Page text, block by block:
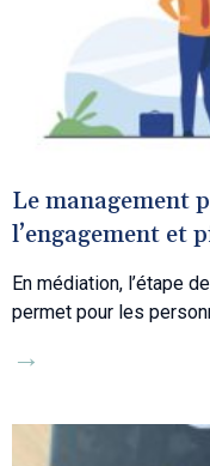
Le management
l’engagement et
En médiation, l’étape
permet pour les
→